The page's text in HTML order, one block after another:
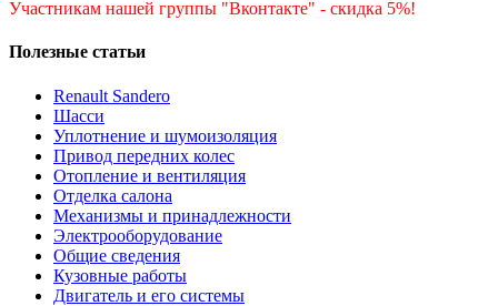
Участникам нашей группы "Вконтакте" - скидка 5%!
Полезные статьи
Renault Sandero
Шасси
Уплотнение и шумоизоляция
Привод передних колес
Отопление и вентиляция
Отделка салона
Механизмы и принадлежности
Электрооборудование
Общие сведения
Кузовные работы
Двигатель и его системы